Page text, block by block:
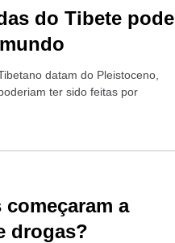
do Tibete pode
datam do Pleistoceno,
ter sido feitas por
a
drogas?